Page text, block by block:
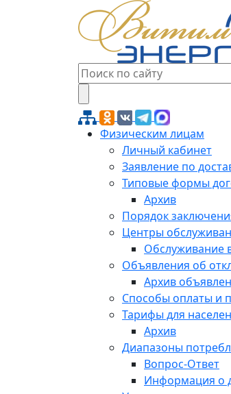
Физическим лицам
Личный кабинет
Заявление по
Типовые формы
Архив
Порядок
Центры
Обслуживание
Объявления об
Архив
Способы оплаты и
Тарифы для
Архив
Диапазоны
Вопрос-Ответ
Информация о